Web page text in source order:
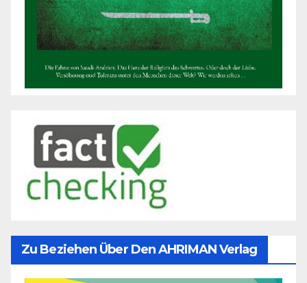
Zu Beziehen Über Den AHRIMAN Verlag